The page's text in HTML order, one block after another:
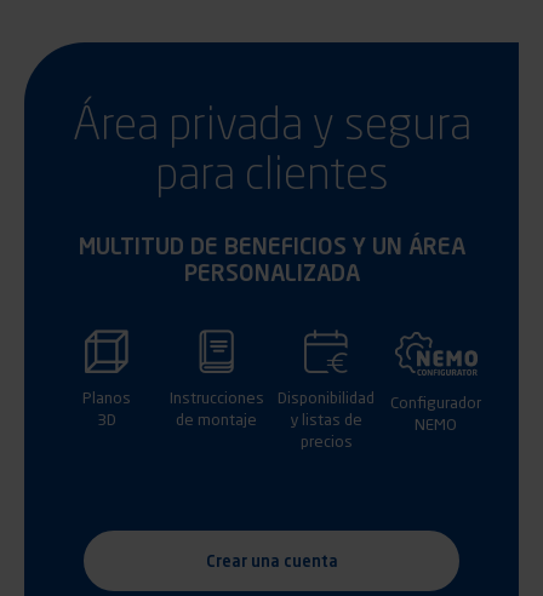
Área privada y segura
para clientes
MULTITUD DE BENEFICIOS Y UN ÁREA
PERSONALIZADA
Planos
3D
Instrucciones
de montaje
Disponibilidad
y listas de
precios
Configurador
NEMO
Crear una cuenta